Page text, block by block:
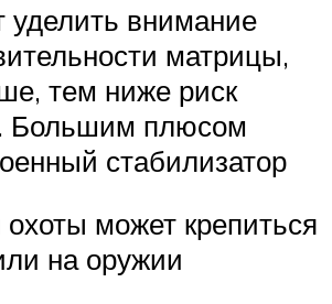
уделить внимание
матрицы,
тем ниже риск
Большим плюсом
стабилизатор
может крепиться
на оружии